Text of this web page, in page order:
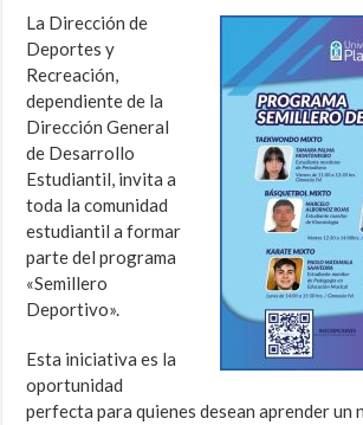
La Dirección de
Deportes y
Recreación,
dependiente de la
Dirección General
de Desarrollo
Estudiantil, invita a
toda la comunidad
estudiantil a formar
parte del programa
«Semillero
Deportivo».
Esta iniciativa es la
oportunidad
perfecta para quienes desean aprender un